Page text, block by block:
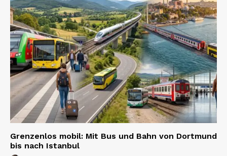
Grenzenlos mobil: Mit Bus und Bahn von Dortmund
bis nach Istanbul